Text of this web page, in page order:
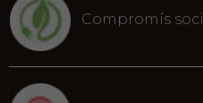
Compromís